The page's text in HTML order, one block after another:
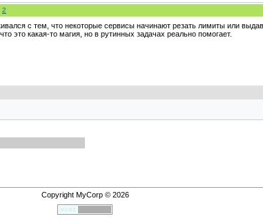
2
с тем, что некоторые сервисы начинают резать лимиты или
это какая-то магия, но в рутинных задачах реально помогает.
Copyright MyCorp © 2026